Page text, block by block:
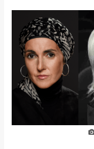
Kultura
Lifestyle
Beauty
Fashion
Zdravlje